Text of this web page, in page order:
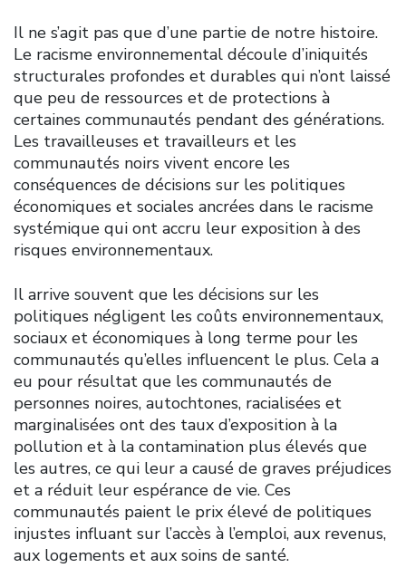
Il ne s’agit pas que d’une partie de notre histoire.
Le racisme environnemental découle d’iniquités
structurales profondes et durables qui n’ont laissé
que peu de ressources et de protections à
certaines communautés pendant des générations.
Les travailleuses et travailleurs et les
communautés noirs vivent encore les
conséquences de décisions sur les politiques
économiques et sociales ancrées dans le racisme
systémique qui ont accru leur exposition à des
risques environnementaux.
Il arrive souvent que les décisions sur les
politiques négligent les coûts environnementaux,
sociaux et économiques à long terme pour les
communautés qu’elles influencent le plus. Cela a
eu pour résultat que les communautés de
personnes noires, autochtones, racialisées et
marginalisées ont des taux d’exposition à la
pollution et à la contamination plus élevés que
les autres, ce qui leur a causé de graves préjudices
et a réduit leur espérance de vie. Ces
communautés paient le prix élevé de politiques
injustes influant sur l’accès à l’emploi, aux revenus,
aux logements et aux soins de santé.